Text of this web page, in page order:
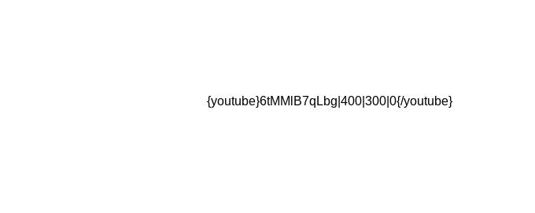
{youtube}6tMMlB7qLbg|400|300|0{/youtube}